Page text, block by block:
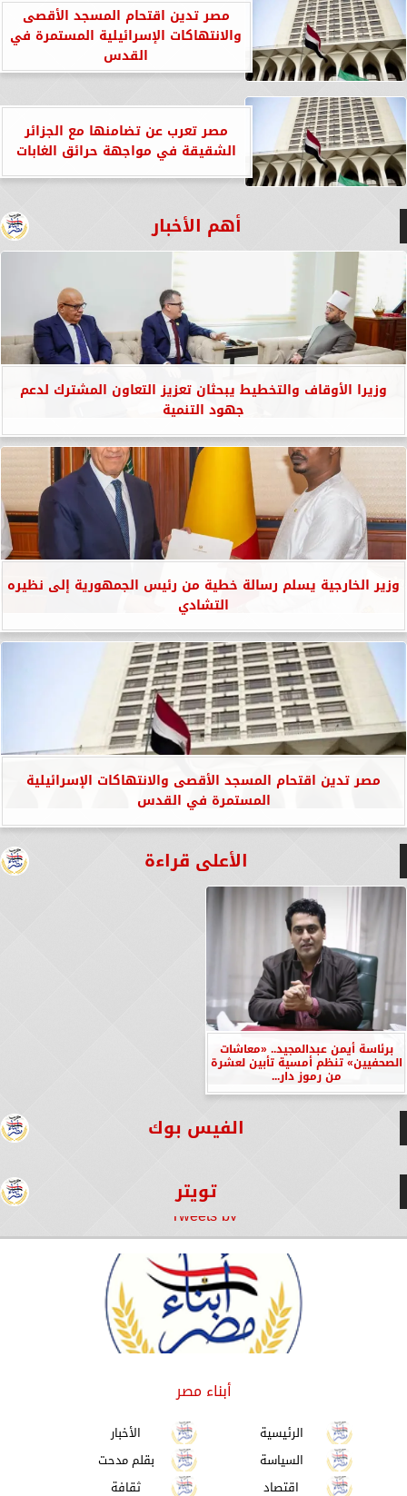
مصر تدين اقتحام المسجد الأقصى
والانتهاكات الإسرائيلية المستمرة في
القدس
مصر تعرب عن تضامنها مع الجزائر
الشقيقة في مواجهة حرائق الغابات
أهم الأخبار
وزيرا الأوقاف والتخطيط يبحثان تعزيز التعاون المشترك لدعم
جهود التنمية
وزير الخارجية يسلم رسالة خطية من رئيس الجمهورية إلى نظيره
التشادي
مصر تدين اقتحام المسجد الأقصى والانتهاكات الإسرائيلية
المستمرة في القدس
الأعلى قراءة
برئاسة أيمن عبدالمجيد.. «معاشات
الصحفيين» تنظم أمسية تأبين لعشرة
من رموز دار...
الفيس بوك
تويتر
Tweets by
أبناء مصر
الرئيسية
الأخبار
السياسة
بقلم مدحت
اقتصاد
ثقافة